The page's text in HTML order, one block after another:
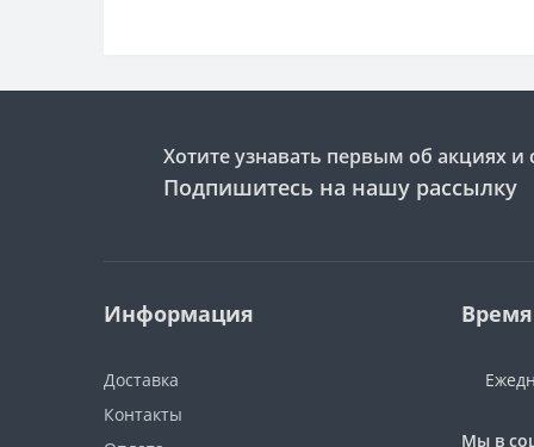
Хотите узнавать первым об акциях и
Подпишитесь на нашу рассылку
Информация
Доставка
Контакты
Мы в